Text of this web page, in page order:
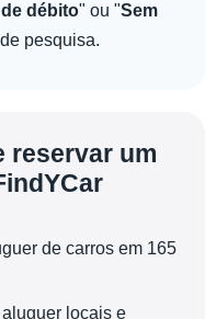
débito" ou "Sem
pesquisa.
reservar um
de carros em 165
locais e